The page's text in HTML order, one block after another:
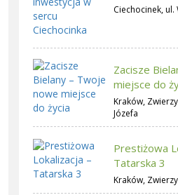
Ciechocinek, ul.
Zacisze
miejsce do
Kraków,
Józefa
Prestiżowa
Tatarska 3
Kraków,